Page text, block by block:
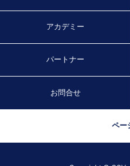
アカデミー
パートナー
お問合せ
ペー